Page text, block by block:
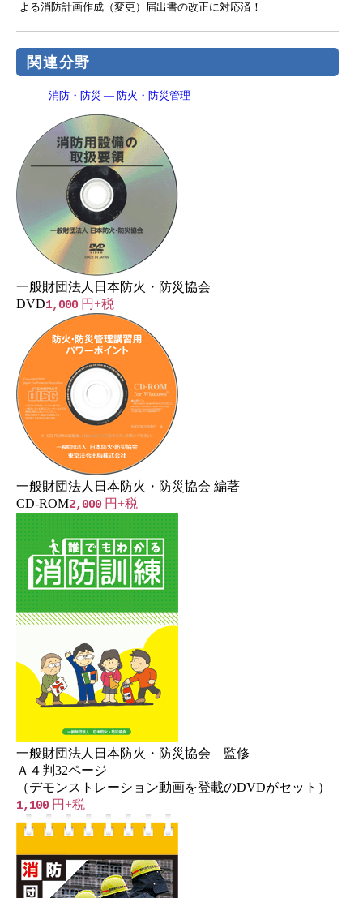
よる消防計画作成（変更）届出書の改正に対応済！
関連分野
消防・防災 ― 防火・防災管理
一般財団法人日本防火・防災協会
DVD1,000 円+税
一般財団法人日本防火・防災協会 編著
CD-ROM2,000 円+税
一般財団法人日本防火・防災協会 監修
Ａ４判32ページ
（デモンストレーション動画を登載のDVDがセット）
1,100 円+税